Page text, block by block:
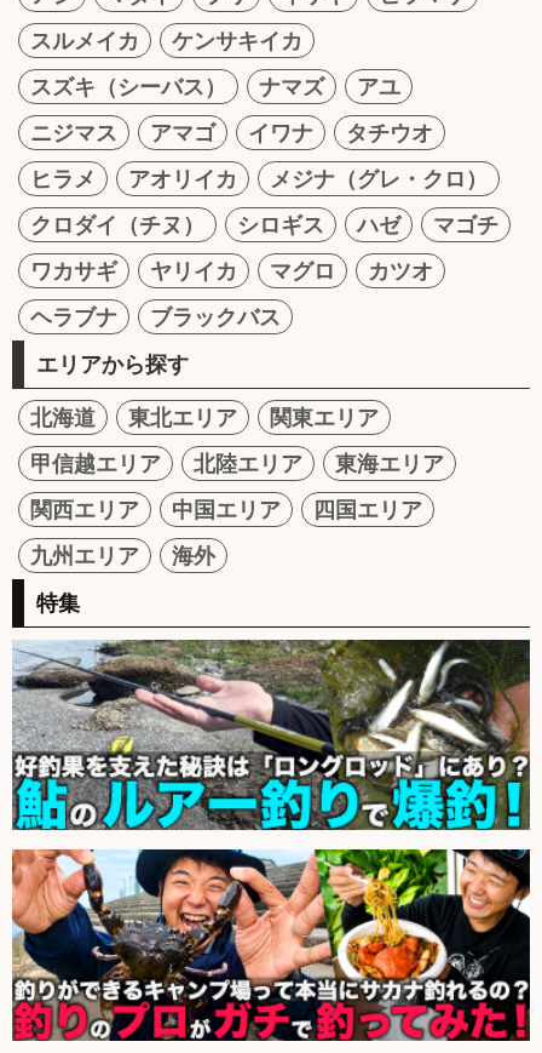
スルメイカ
ケンサキイカ
スズキ（シーバス）
ナマズ
アユ
ニジマス
アマゴ イワナ
タチウオ
ヒラメ
アオリイカ
メジナ（グレ・クロ）
クロダイ（チヌ）
シロギス ハゼ
マゴチ
ワカサギ
ヤリイカ マグロ
カツオ
ヘラブナ
ブラックバス
エリアから探す
北海道 東北エリア
関東エリア
甲信越エリア
北陸エリア
東海エリア
関西エリア
中国エリア
四国エリア
九州エリア
海外
特集